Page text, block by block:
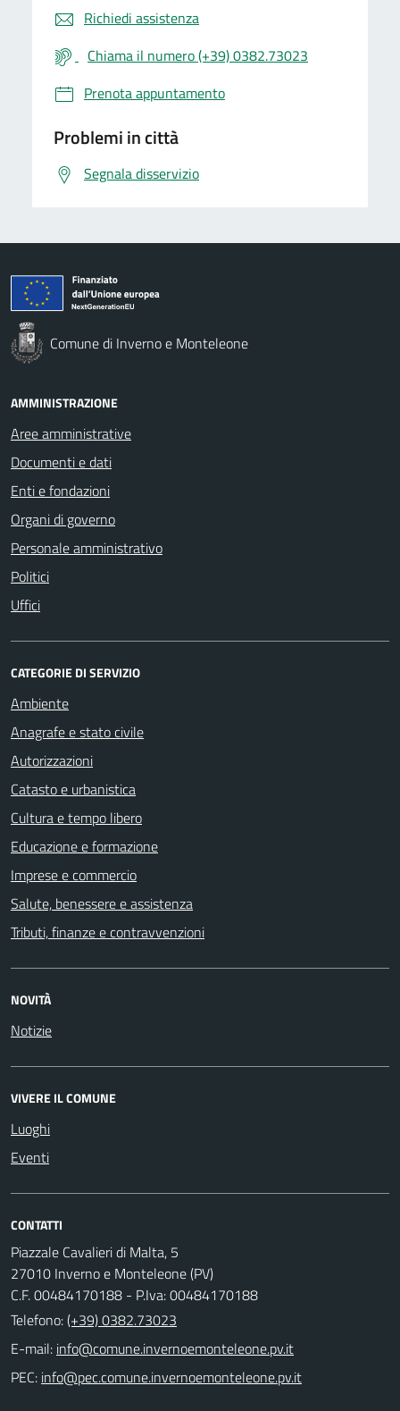
Richiedi assistenza
Chiama il numero (+39) 0382.73023
Prenota appuntamento
Problemi in città
Segnala disservizio
Comune di Inverno e Monteleone
AMMINISTRAZIONE
Aree amministrative
Documenti e dati
Enti e fondazioni
Organi di governo
Personale amministrativo
Politici
Uffici
CATEGORIE DI SERVIZIO
Ambiente
Anagrafe e stato civile
Autorizzazioni
Catasto e urbanistica
Cultura e tempo libero
Educazione e formazione
Imprese e commercio
Salute, benessere e assistenza
Tributi, finanze e contravvenzioni
NOVITÀ
Notizie
VIVERE IL COMUNE
Luoghi
Eventi
CONTATTI
Piazzale Cavalieri di Malta, 5
27010 Inverno e Monteleone (PV)
C.F. 00484170188 - P.Iva: 00484170188
Telefono:(+39) 0382.73023
E-mail:
PEC: